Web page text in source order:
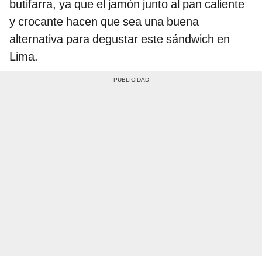
butifarra, ya que el jamón junto al pan caliente
y crocante hacen que sea una buena
alternativa para degustar este sándwich en
Lima.